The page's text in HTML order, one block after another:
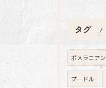
タグ
ポメラニアン
プードル